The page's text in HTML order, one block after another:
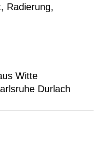
Radierung,
Witte
Durlach